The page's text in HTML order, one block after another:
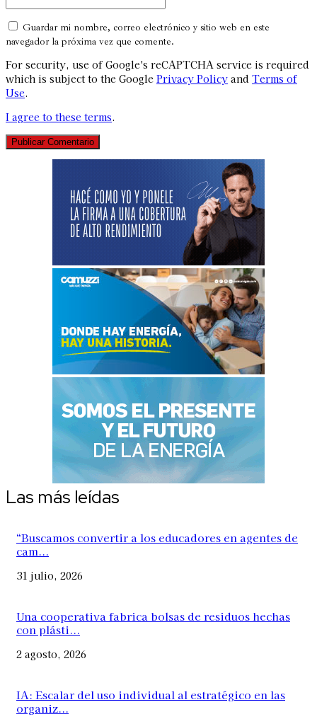
Guardar mi nombre, correo electrónico y sitio web en este
navegador la próxima vez que comente.
For security, use of Google's reCAPTCHA service is required
which is subject to the Google Privacy Policy and Terms of
Use.
I agree to these terms.
Las más leídas
“Buscamos convertir a los educadores en agentes de
cam...
31 julio, 2026
Una cooperativa fabrica bolsas de residuos hechas
con plásti...
2 agosto, 2026
IA: Escalar del uso individual al estratégico en las
organiz...